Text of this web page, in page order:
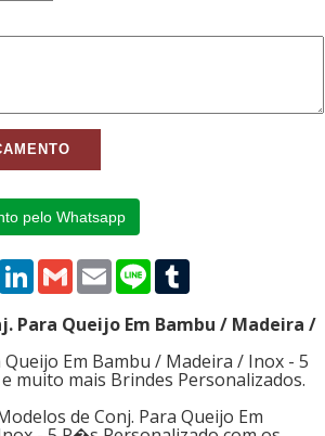
pelo Whatsapp
WhatsApp
LinkedIn
GmailEmailLine
Para Queijo Em Bambu / Madeira /
Queijo Em Bambu / Madeira / Inox - 5
muito mais Brindes Personalizados.
de Conj. Para Queijo Em